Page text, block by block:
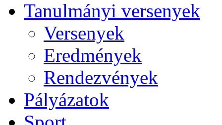
Tanulmányi versenyek
Versenyek
Eredmények
Rendezvények
Pályázatok